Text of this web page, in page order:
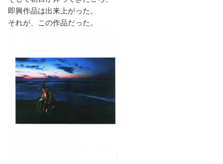
即興作品は出来上がった。
それが、この作品だった。